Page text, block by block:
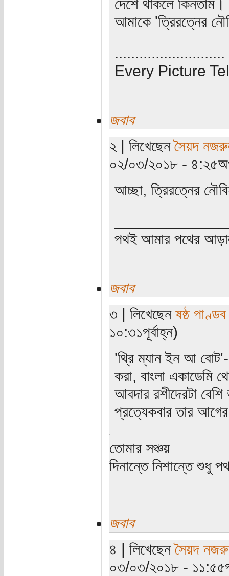
দেশে থাকলে
আমাকে 'ত্রিরত্নের
...........................
Every Picture
জবাব
২ | লিখেছেনসৈয়দ
০২/০৩/২০১৮ -
আচ্ছা, ত্রিরত্নের
পথই আমার পথের
জবাব
৩ | লিখেছেন ষষ্ঠ পাণ্ডব
১০:৩১পূর্বাহ্ন)
'থ্রি ম্যান ইন আ
করা, বাংলা একাডেমি
আবদার রশীদেরটা
প্রত্যেকবার তার
তোমার সঞ্চয়
দিনান্তে নিশান্তে শুধু
জবাব
৪ | লিখেছেনসৈয়দ
০৩/০৩/২০১৮ -